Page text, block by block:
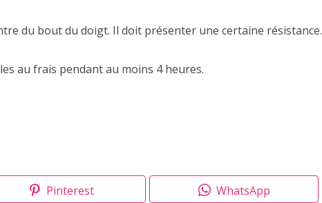
du bout du doigt. Il doit présenter une certaine résistance.
au frais pendant au moins 4 heures.
Pinterest WhatsApp